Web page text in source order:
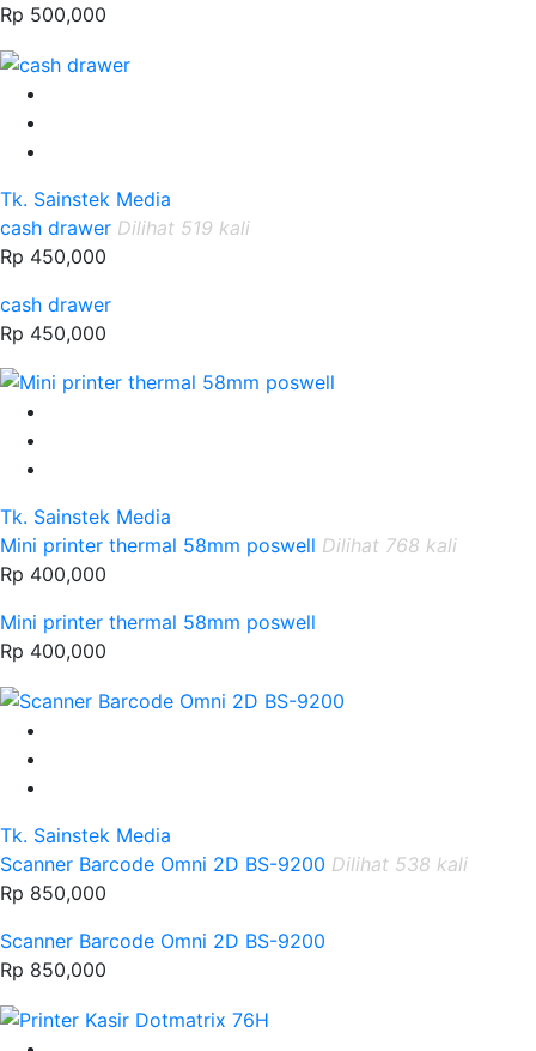
Rp 500,000
Tk. Sainstek Media
cash drawer Dilihat 519 kali
Rp 450,000
cash drawer
Rp 450,000
Tk. Sainstek Media
Mini printer thermal 58mm poswell Dilihat 768 kali
Rp 400,000
Mini printer thermal 58mm poswell
Rp 400,000
Tk. Sainstek Media
Scanner Barcode Omni 2D BS-9200 Dilihat 538 kali
Rp 850,000
Scanner Barcode Omni 2D BS-9200
Rp 850,000